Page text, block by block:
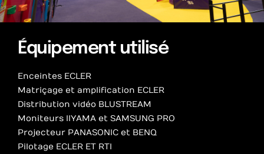
Équipement utilisé
Enceintes ECLER
Matriçage et amplification ECLER
Distribution vidéo BLUSTREAM
Moniteurs IIYAMA et SAMSUNG PRO
Projecteur PANASONIC et BENQ
Pilotage ECLER ET RTI